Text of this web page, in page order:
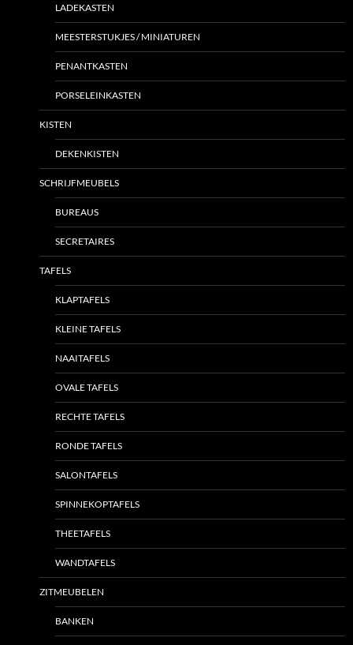
LADEKASTEN
MEESTERSTUKJES / MINIATUREN
PENANTKASTEN
PORSELEINKASTEN
KISTEN
DEKENKISTEN
SCHRIJFMEUBELS
BUREAUS
SECRETAIRES
TAFELS
KLAPTAFELS
KLEINE TAFELS
NAAITAFELS
OVALE TAFELS
RECHTE TAFELS
RONDE TAFELS
SALONTAFELS
SPINNEKOPTAFELS
THEETAFELS
WANDTAFELS
ZITMEUBELEN
BANKEN